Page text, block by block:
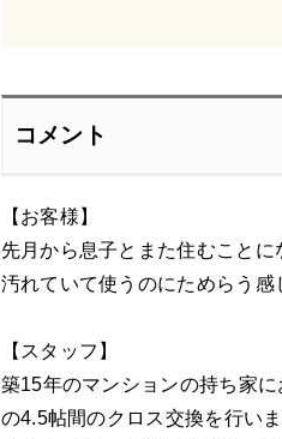
コメント
【お客様】
先月から息子とまた住むこと
汚れていて使うのにためらう感
【スタッフ】
築15年のマンションの持ち家
の4.5帖間のクロス交換を行い